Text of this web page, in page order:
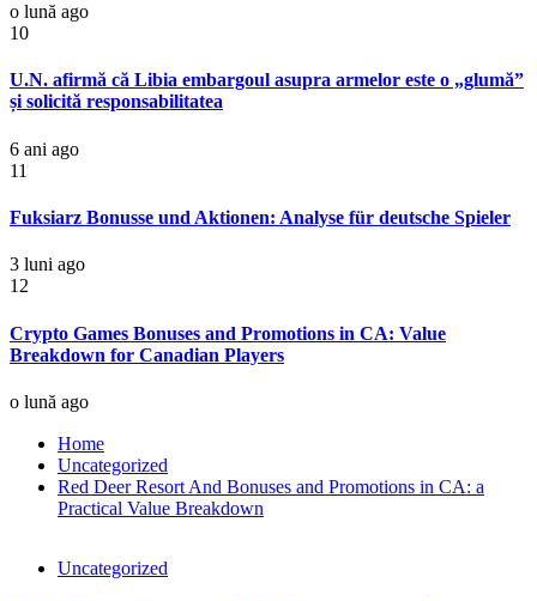
o lună ago
10
U.N. afirmă că Libia embargoul asupra armelor este o „glumă”
și solicită responsabilitatea
6 ani ago
11
Fuksiarz Bonusse und Aktionen: Analyse für deutsche Spieler
3 luni ago
12
Crypto Games Bonuses and Promotions in CA: Value
Breakdown for Canadian Players
o lună ago
Home
Uncategorized
Red Deer Resort And Bonuses and Promotions in CA: a
Practical Value Breakdown
Uncategorized